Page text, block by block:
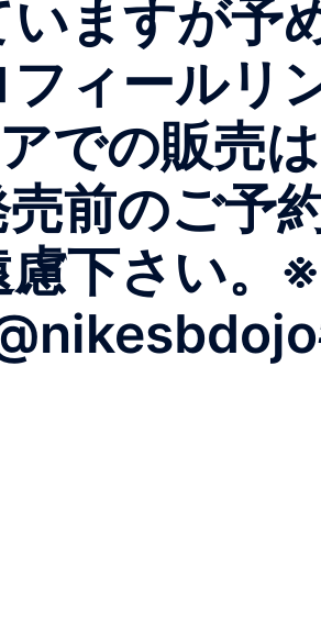
ますが予
ィールリ
での販売
前のご予
慮下さい。